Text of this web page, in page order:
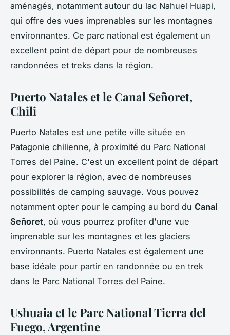
aménagés, notamment autour du lac Nahuel Huapi,
qui offre des vues imprenables sur les montagnes
environnantes. Ce parc national est également un
excellent point de départ pour de nombreuses
randonnées et treks dans la région.
Puerto Natales et le Canal Señoret,
Chili
Puerto Natales est une petite ville située en
Patagonie chilienne, à proximité du Parc National
Torres del Paine. C'est un excellent point de départ
pour explorer la région, avec de nombreuses
possibilités de camping sauvage. Vous pouvez
notamment opter pour le camping au bord du Canal
Señoret, où vous pourrez profiter d'une vue
imprenable sur les montagnes et les glaciers
environnants. Puerto Natales est également une
base idéale pour partir en randonnée ou en trek
dans le Parc National Torres del Paine.
Ushuaia et le Parc National Tierra del
Fuego, Argentine